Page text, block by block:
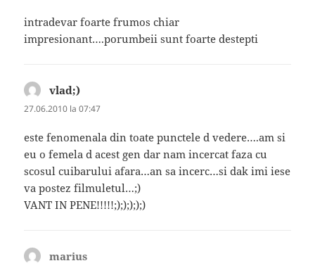
intradevar foarte frumos chiar
impresionant….porumbeii sunt foarte destepti
vlad;)
27.06.2010 la 07:47
este fenomenala din toate punctele d vedere….am si
eu o femela d acest gen dar nam incercat faza cu
scosul cuibarului afara…an sa incerc…si dak imi iese
va postez filmuletul…;)
VANT IN PENE!!!!!;););););)
marius